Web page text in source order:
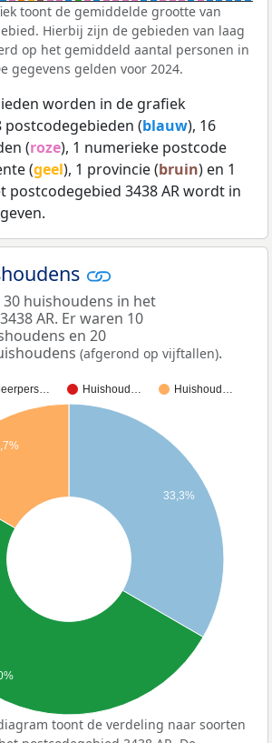
toont de gemiddelde grootte van
Hierbij zijn de gebieden van laag
op het gemiddeld aantal personen in
gegevens gelden voor 2024.
worden in de grafiek
postcodegebieden (blauw), 16
(roze), 1 numerieke postcode
(geel), 1 provincie (bruin) en 1
postcodegebied 3438 AR wordt in
huishoudens in het
AR. Er waren 10
en 20
(afgerond op vijftallen).
Huishoud… Huishoud…
33,3%
toont de verdeling naar soorten